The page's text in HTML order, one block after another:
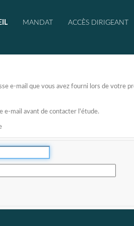
MANDAT ACCÈS DIRIGEANT
e-mail que vous avez fourni lors de votre
e-mail avant de contacter l'étude.